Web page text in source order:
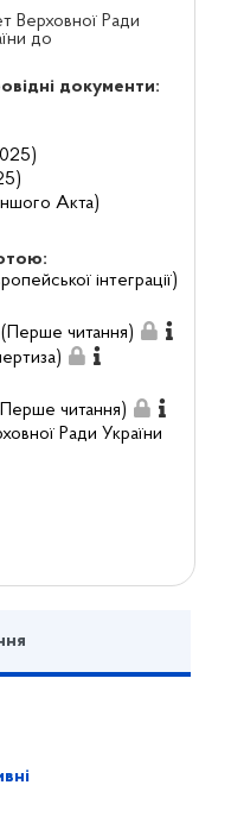
Верховної Ради
до
документи:
Акта)
інтеграції)
читання)
читання)
Ради України